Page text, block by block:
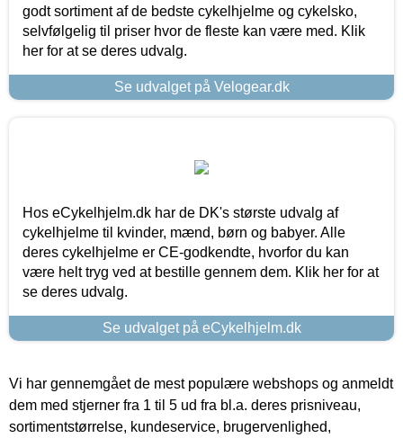
godt sortiment af de bedste cykelhjelme og cykelsko,
selvfølgelig til priser hvor de fleste kan være med. Klik
her for at se deres udvalg.
Se udvalget på Velogear.dk
Hos eCykelhjelm.dk har de DK's største udvalg af
cykelhjelme til kvinder, mænd, børn og babyer. Alle
deres cykelhjelme er CE-godkendte, hvorfor du kan
være helt tryg ved at bestille gennem dem. Klik her for at
se deres udvalg.
Se udvalget på eCykelhjelm.dk
Vi har gennemgået de mest populære webshops og anmeldt
dem med stjerner fra 1 til 5 ud fra bl.a. deres prisniveau,
sortimentstørrelse, kundeservice, brugervenlighed,